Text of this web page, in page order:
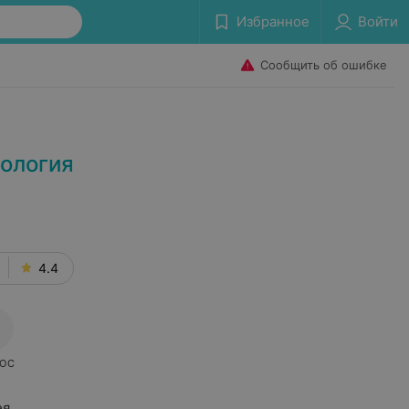
Избранное Войти
Сообщить об ошибке
4.4